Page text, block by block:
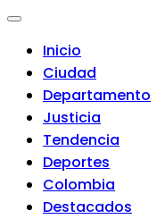
Inicio
Ciudad
Departamento
Justicia
Tendencia
Deportes
Colombia
Destacados